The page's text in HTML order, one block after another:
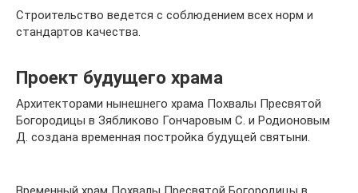
Строительство ведется с соблюдением всех норм и
стандартов качества.
Проект будущего храма
Архитекторами нынешнего храма Похвалы Пресвятой
Богородицы в Зябликово Гончаровым С. и Родионовым
Д. создана временная постройка будущей святыни.